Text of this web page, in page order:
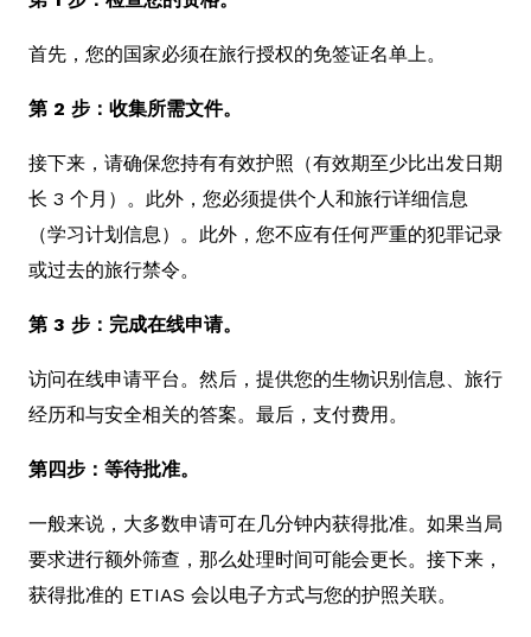
首先，您的国家必须在旅行授权的免签证名单上。
第 2 步：收集所需文件。
接下来，请确保您持有有效护照（有效期至少比出发日期
长 3 个月）。此外，您必须提供个人和旅行详细信息
（学习计划信息）。此外，您不应有任何严重的犯罪记录
或过去的旅行禁令。
第 3 步：完成在线申请。
访问在线申请平台。然后，提供您的生物识别信息、旅行
经历和与安全相关的答案。最后，支付费用。
第四步：等待批准。
一般来说，大多数申请可在几分钟内获得批准。如果当局
要求进行额外筛查，那么处理时间可能会更长。接下来，
获得批准的 ETIAS 会以电子方式与您的护照关联。